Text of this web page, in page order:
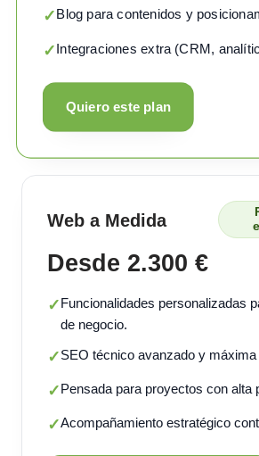
✓Blog para contenidos y
✓Integraciones extra (CRM,
Quiero este plan
Web a Medida
Desde 2.300 €
✓Funcionalidades personalizadas
de negocio.
✓SEO técnico avanzado y máxima
✓Pensada para proyectos con alta
✓Acompañamiento estratégico